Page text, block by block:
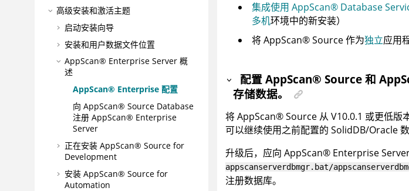
高级安装和激活主题
启动安装向导
安装和用户数据文件位置
AppScan® Enterprise Server 概
述
AppScan® Enterprise 配置
向 AppScan® Source Database
注册 AppScan® Enterprise
Server
正在安装 AppScan® Source for
Development
安装 AppScan® Source for
Automation
集成使用 AppScan®Database
多机环境中的新安装）
将AppScan®Source作为独立应用
配置 AppScan® Source和
存储数据。
将AppScan®Source从 V10.0.1 或更低版
可以继续使用之前配置的 SolidDB/Oracle 数
升级后，应向 AppScan®Enterprise
appscanserverdbmgr.bat/
注册数据库。